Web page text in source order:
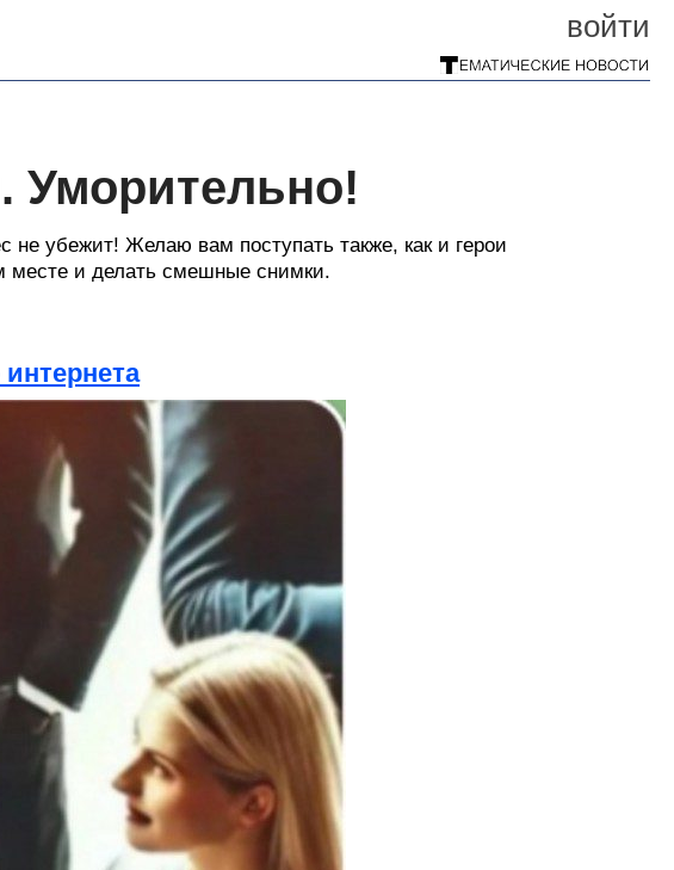
войти
Уморительно!
не убежит! Желаю вам поступать также, как и герои
месте и делать смешные снимки.